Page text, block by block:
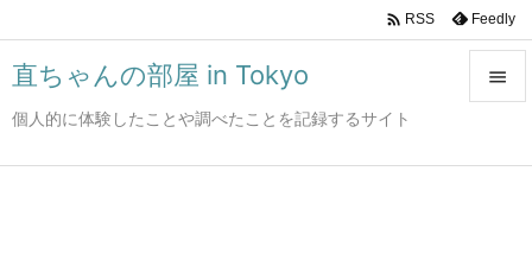
直ちゃんの部屋 in Tokyo
個人的に体験したことや調べたことを記録するサイト

 RSS Feedly